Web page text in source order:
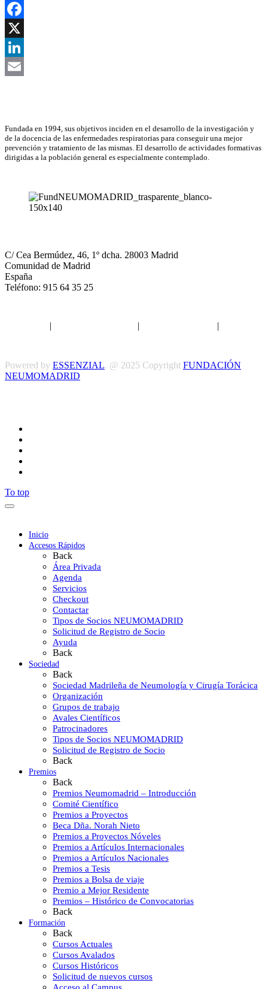
Facebook
X
LinkedIn
Fundada en 1994, sus objetivos inciden en el desarrollo de la investigación y
de la docencia de las enfermedades respiratorias para conseguir una mejor
prevención y tratamiento de las mismas. El desarrollo de actividades formativas
dirigidas a la población general es especialmente contemplado.
C/ Cea Bermúdez, 46, 1º dcha. 28003 Madrid
Comunidad de Madrid
España
Teléfono: 915 64 35 25
| | |
Powered by ESSENZIAL. @ 2025 Copyright FUNDACIÓN
NEUMOMADRID
To top
Inicio
Accesos Rápidos
Back
Área Privada
Agenda
Servicios
Checkout
Contactar
Tipos de Socios NEUMOMADRID
Solicitud de Registro de Socio
Ayuda
Back
Sociedad
Back
Sociedad Madrileña de Neumología y Cirugía Torácica
Organización
Grupos de trabajo
Avales Científicos
Patrocinadores
Tipos de Socios NEUMOMADRID
Solicitud de Registro de Socio
Back
Premios
Back
Premios Neumomadrid – Introducción
Comité Científico
Premios a Proyectos
Beca Dña. Norah Nieto
Premios a Proyectos Nóveles
Premios a Artículos Internacionales
Premios a Artículos Nacionales
Premios a Tesis
Premios a Bolsa de viaje
Premio a Mejor Residente
Premios – Histórico de Convocatorias
Back
Formación
Back
Cursos Actuales
Cursos Avalados
Cursos Históricos
Solicitud de nuevos cursos